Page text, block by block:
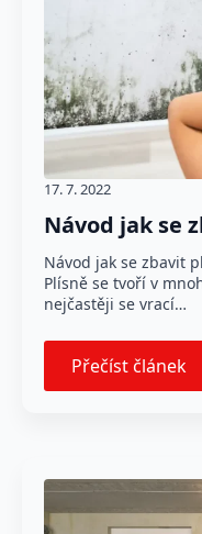
Návod jak se
17. 7. 2022
Návod jak se zbavit
Plísně se tvoří v
nejčastěji se vrací…
Přečíst článek